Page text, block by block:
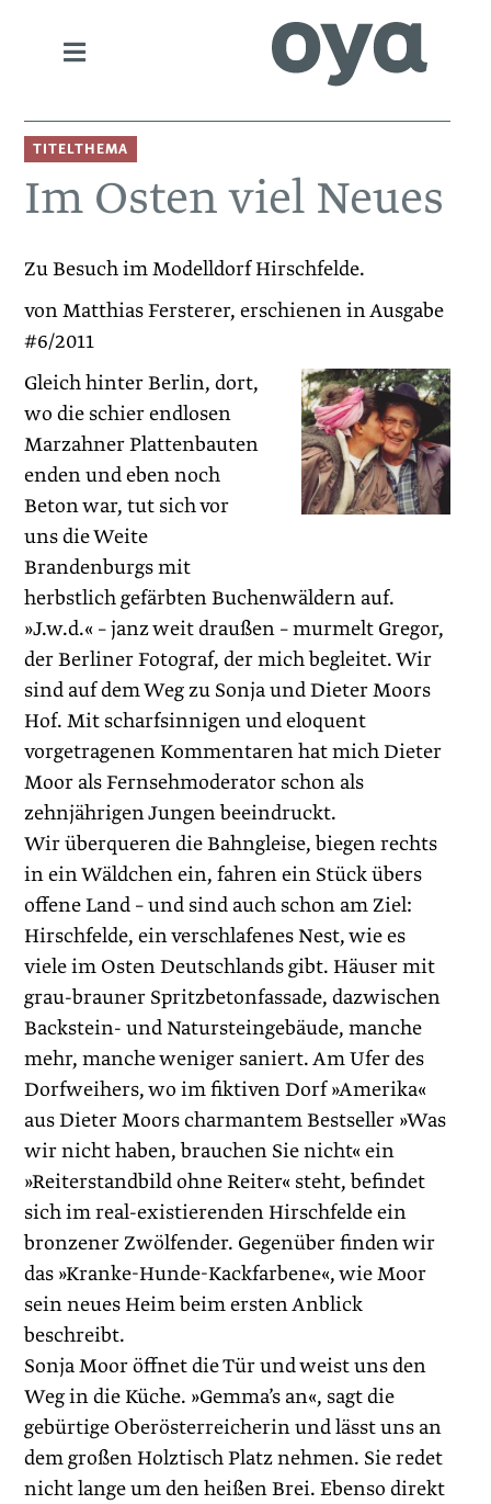
TITELTHEMA
Im Osten viel Neues
Zu Besuch im Modelldorf Hirschfelde.
von Matthias Fersterer, erschienen in Ausgabe
#6/2011
Gleich hinter Berlin, dort,
wo die schier endlosen
Marzahner Plattenbauten
enden und eben noch
Beton war, tut sich vor
uns die Weite
Brandenburgs mit
herbstlich gefärbten Buchenwäldern auf.
»J.w.d.« – janz weit draußen – murmelt Gregor,
der Berliner Fotograf, der mich begleitet. Wir
sind auf dem Weg zu Sonja und Dieter Moors
Hof. Mit scharfsinnigen und eloquent
vorgetragenen Kommentaren hat mich Dieter
Moor als Fernsehmoderator schon als
zehnjährigen Jungen beeindruckt.
Wir überqueren die Bahngleise, biegen rechts
in ein Wäldchen ein, fahren ein Stück übers
offene Land – und sind auch schon am Ziel:
Hirschfelde, ein verschlafenes Nest, wie es
viele im Osten Deutschlands gibt. Häuser mit
grau-brauner Spritzbetonfassade, dazwischen
Backstein- und Natursteingebäude, manche
mehr, manche weniger saniert. Am Ufer des
Dorfweihers, wo im fiktiven Dorf »Amerika«
aus Dieter Moors charmantem Bestseller »Was
wir nicht haben, brauchen Sie nicht« ein
»Reiterstandbild ohne Reiter« steht, befindet
sich im real-existierenden Hirschfelde ein
bronzener Zwölfender. Gegenüber finden wir
das »Kranke-Hunde-Kackfarbene«, wie Moor
sein neues Heim beim ersten Anblick
beschreibt.
Sonja Moor öffnet die Tür und weist uns den
Weg in die Küche. »Gemma’s an«, sagt die
gebürtige Oberösterreicherin und lässt uns an
dem großen Holztisch Platz nehmen. Sie redet
nicht lange um den heißen Brei. Ebenso direkt